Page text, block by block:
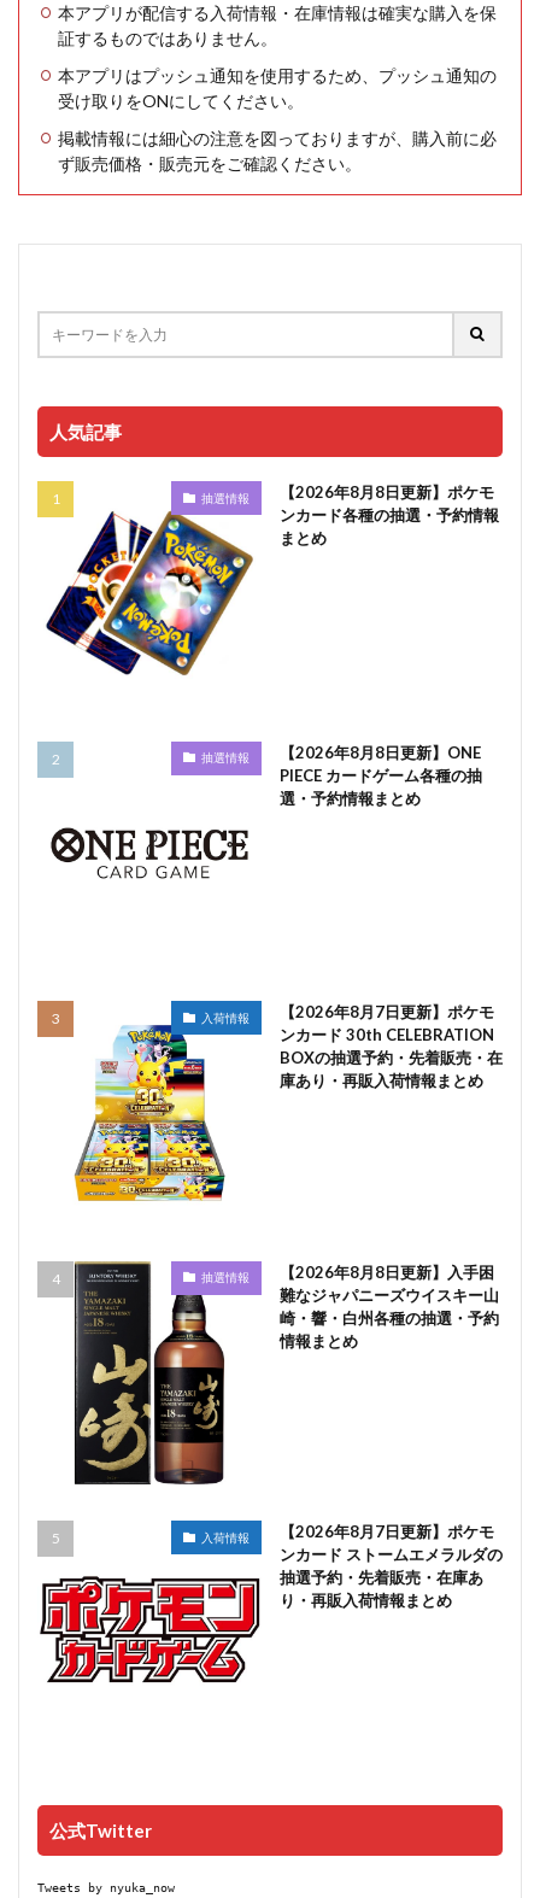
本アプリが配信する入荷情報・在庫情報は確実な購入を保
証するものではありません。
本アプリはプッシュ通知を使用するため、プッシュ通知の
受け取りをONにしてください。
掲載情報には細心の注意を図っておりますが、購入前に必
ず販売価格・販売元をご確認ください。
人気記事
抽選情報
【2026年8月8日更新】ポケモ
ンカード各種の抽選・予約情報
まとめ
抽選情報
【2026年8月8日更新】ONE
PIECE カードゲーム各種の抽
選・予約情報まとめ
入荷情報
【2026年8月7日更新】ポケモ
ンカード 30th CELEBRATION
BOXの抽選予約・先着販売・在
庫あり・再販入荷情報まとめ
抽選情報
【2026年8月8日更新】入手困
難なジャパニーズウイスキー山
崎・響・白州各種の抽選・予約
情報まとめ
入荷情報
【2026年8月7日更新】ポケモ
ンカード ストームエメラルダの
抽選予約・先着販売・在庫あ
り・再販入荷情報まとめ
公式Twitter
Tweets by nyuka_now